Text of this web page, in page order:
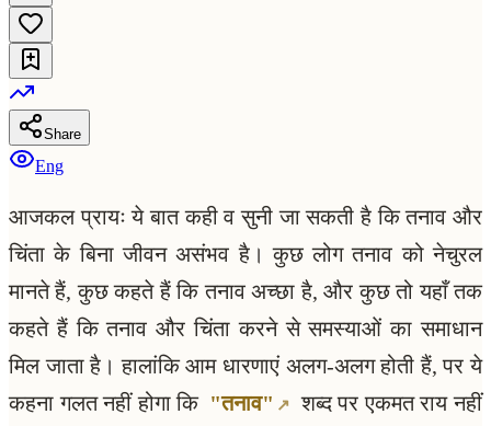
Share
Eng
आजकल प्रायः ये बात कही व सुनी जा सकती है कि तनाव और
चिंता के बिना जीवन असंभव है। कुछ लोग तनाव को नेचुरल
मानते हैं, कुछ कहते हैं कि तनाव अच्छा है, और कुछ तो यहाँ तक
कहते हैं कि तनाव और चिंता करने से समस्याओं का समाधान
मिल जाता है। हालांकि आम धारणाएं अलग-अलग होती हैं, पर ये
कहना गलत नहीं होगा कि "तनाव"
शब्द पर एकमत राय नहीं